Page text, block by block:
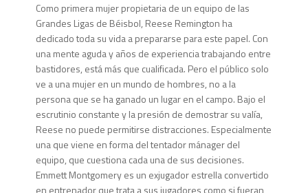
Como primera mujer propietaria de un equipo de las
Grandes Ligas de Béisbol, Reese Remington ha
dedicado toda su vida a prepararse para este papel. Con
una mente aguda y años de experiencia trabajando entre
bastidores, está más que cualificada. Pero el público solo
ve a una mujer en un mundo de hombres, no a la
persona que se ha ganado un lugar en el campo. Bajo el
escrutinio constante y la presión de demostrar su valía,
Reese no puede permitirse distracciones. Especialmente
una que viene en forma del tentador mánager del
equipo, que cuestiona cada una de sus decisiones.
Emmett Montgomery es un exjugador estrella convertido
en entrenador que trata a sus jugadores como si fueran